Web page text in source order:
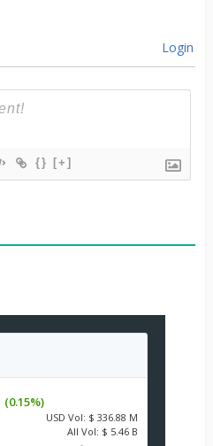
Login
{} [+]
(0.15%)
USD Vol: $ 336.88 M
All Vol: $ 5.46 B